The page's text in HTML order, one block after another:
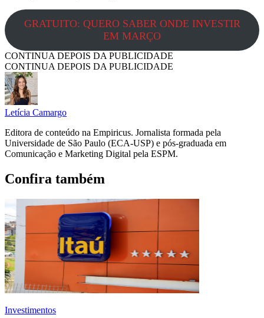
GRATUITO: QUERO SABER ONDE INVESTIR
EM MARÇO
CONTINUA DEPOIS DA PUBLICIDADE
CONTINUA DEPOIS DA PUBLICIDADE
Letícia Camargo
Editora de conteúdo na Empiricus. Jornalista formada pela
Universidade de São Paulo (ECA-USP) e pós-graduada em
Comunicação e Marketing Digital pela ESPM.
Confira também
Investimentos